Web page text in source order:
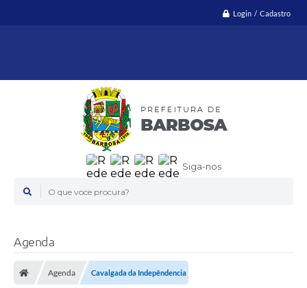
Login / Cadastro
Siga-nos
O que voce procura?
Agenda
Agenda Cavalgada da Indepêndencia